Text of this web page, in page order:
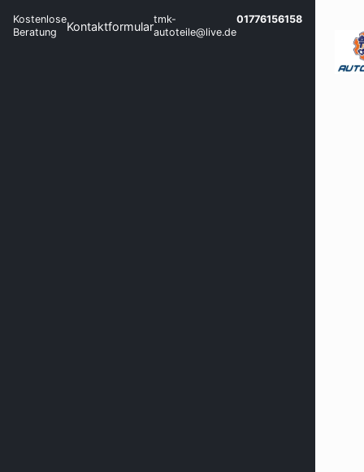
Kostenlose
Beratung
Kontaktformulartmk-
autoteile@live.de
01776156158